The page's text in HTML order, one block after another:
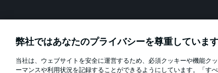
Football as it's meant to be
Official Partners
弊社ではあなたのプライバシーを尊重していま
当社は、ウェブサイトを安全に運営するため、必須クッキーや機能ク
ーマンスや利用状況を記録することができるようにしています。「す